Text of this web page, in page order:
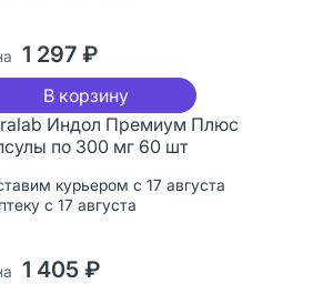
1 297 ₽
В корзину
Индол Премиум Плюс
по 300 мг 60 шт
курьером с 17 августа
с 17 августа
1 405 ₽